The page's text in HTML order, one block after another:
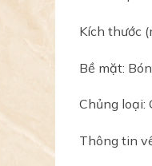
Kích thước
Bề mặt:
Chủng loại:
Thông tin